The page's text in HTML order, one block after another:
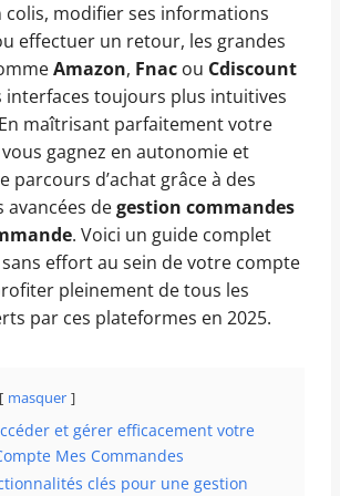
modifier ses informations
effectuer un retour, les grandes
Amazon, Fnac ou Cdiscount
interfaces toujours plus intuitives
maîtrisant parfaitement votre
vous gagnez en autonomie et
parcours d’achat grâce à des
degestion commandes
. Voici un guide complet
effort au sein de votre compte
pleinement de tous les
par ces plateformes en 2025.
masquer
et gérer efficacement votre
Mes Commandes
clés pour une gestion